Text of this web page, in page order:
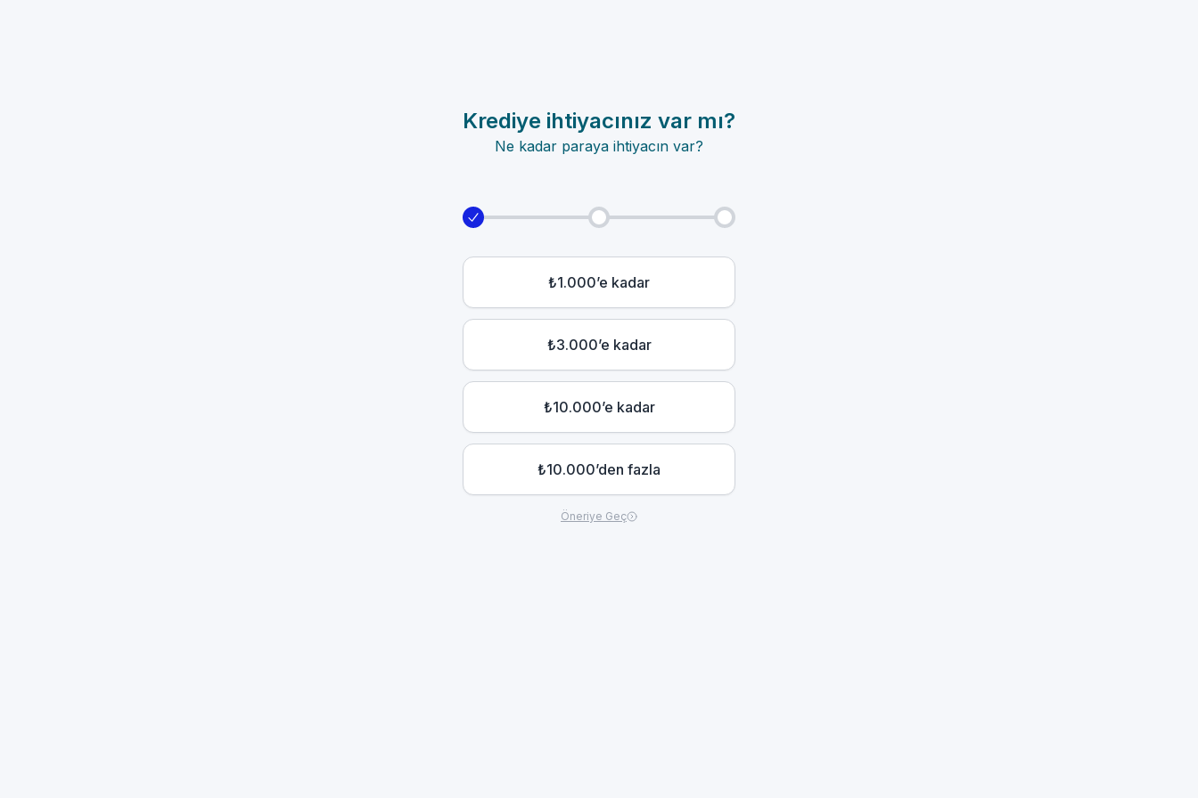
Krediye ihtiyacınız var mı?
Ne kadar paraya ihtiyacın var?
₺1.000’e kadar
₺3.000’e kadar
₺10.000’e kadar
₺10.000’den fazla
Öneriye Geç